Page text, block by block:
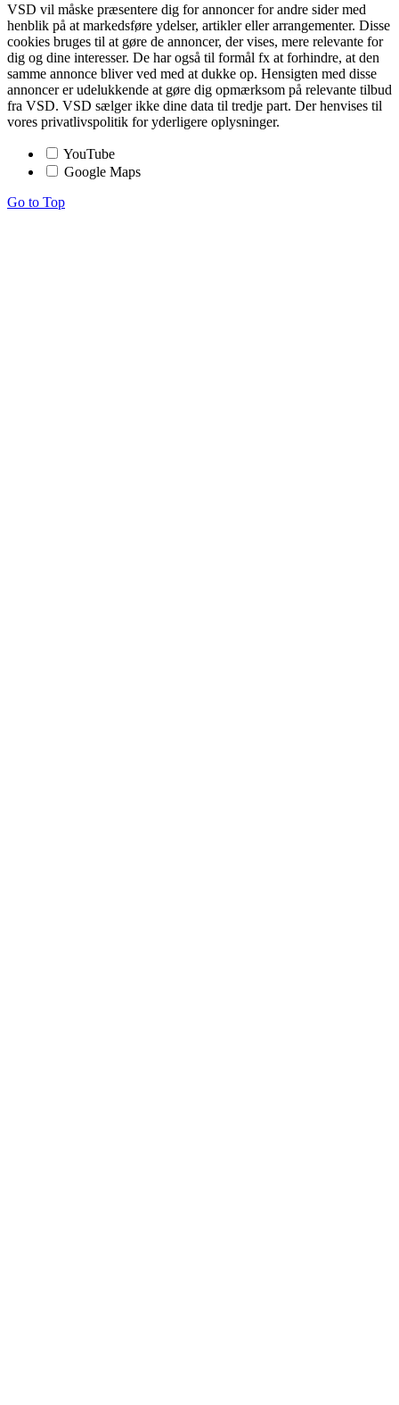
VSD vil måske præsentere dig for annoncer for andre sider med
henblik på at markedsføre ydelser, artikler eller arrangementer. Disse
cookies bruges til at gøre de annoncer, der vises, mere relevante for
dig og dine interesser. De har også til formål fx at forhindre, at den
samme annonce bliver ved med at dukke op. Hensigten med disse
annoncer er udelukkende at gøre dig opmærksom på relevante tilbud
fra VSD. VSD sælger ikke dine data til tredje part. Der henvises til
vores privatlivspolitik for yderligere oplysninger.
YouTube
Google Maps
Go to Top